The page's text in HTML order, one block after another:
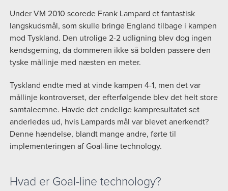
Under VM 2010 scorede Frank Lampard et fantastisk
langskudsmål, som skulle bringe England tilbage i kampen
mod Tyskland. Den utrolige 2-2 udligning blev dog ingen
kendsgerning, da dommeren ikke så bolden passere den
tyske mållinje med næsten en meter.
Tyskland endte med at vinde kampen 4-1, men det var
mållinje kontroverset, der efterfølgende blev det helt store
samtaleemne. Havde det endelige kampresultatet set
anderledes ud, hvis Lampards mål var blevet anerkendt?
Denne hændelse, blandt mange andre, førte til
implementeringen af Goal-line technology.
Hvad er Goal-line technology?